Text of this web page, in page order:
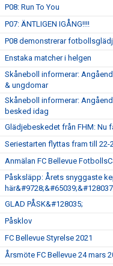
P08: Run To You
P07: ÄNTLIGEN IGÅNG!!!!
P08 demonstrerar
Enstaka matcher i helgen
Skåneboll informerar:
& ungdomar
Skåneboll informerar:
besked idag
Glädjebeskedet från FHM: Nu
Seriestarten flyttas fram till 22-
Anmälan FC Bellevue
Påsksläpp: Årets snyggaste
GLAD PÅSK&#128035;
Påsklov
FC Bellevue Styrelse 2021
Årsmöte FC Bellevue 24 mars